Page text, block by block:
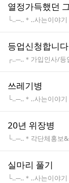
열정가득했던
게시판명
└‥─‥＊‥사는이야기
등업신청합니다
게시판명
┌‥─‥＊가입인사/등
쓰레기병
게시판명
└‥─‥＊‥사는이야기
20년 위장병
게시판명
└‥─‥＊각단체홍보
실마리 풀기
게시판명
└‥─‥＊‥사는이야기